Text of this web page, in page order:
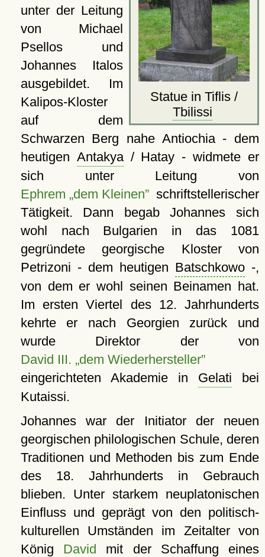
Statue in Tiflis /
Tbilissi
unter der Leitung
von Michael
Psellos und
Johannes Italos
ausgebildet. Im
Kalipos-Kloster
auf dem
Schwarzen Berg nahe Antiochia - dem
heutigen Antakya/ Hatay - widmete er
sich unter Leitung von
Ephrem „dem Kleinen”schriftstellerischer
Tätigkeit. Dann begab Johannes sich
wohl nach Bulgarien in das 1081
gegründete georgische Kloster von
Petrizoni - dem heutigen Batschkowo-,
von dem er wohl seinen Beinamen hat.
Im ersten Viertel des 12. Jahrhunderts
kehrte er nach Georgien zurück und
wurde Direktor der von
David III. „dem Wiederhersteller”
eingerichteten Akademie in Gelati bei
Kutaissi.
Johannes war der Initiator der neuen
georgischen philologischen Schule, deren
Traditionen und Methoden bis zum Ende
des 18. Jahrhunderts in Gebrauch
blieben. Unter starkem neuplatonischen
Einfluss und geprägt von den politisch-
kulturellen Umständen im Zeitalter von
König David mit der Schaffung eines